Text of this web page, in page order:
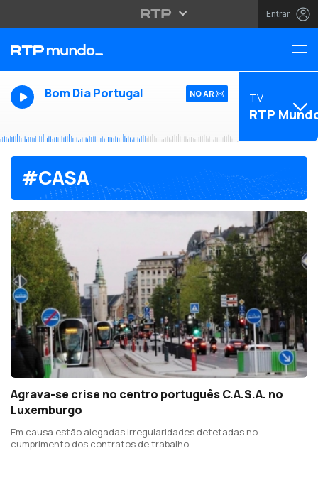
Entrar
Bom Dia Portugal NO AR TV
RTP
#CASA
Agrava-se crise no centro português C.A.S.A. no
Luxemburgo
Em causa estão alegadas irregularidades detetadas no
cumprimento dos contratos de trabalho